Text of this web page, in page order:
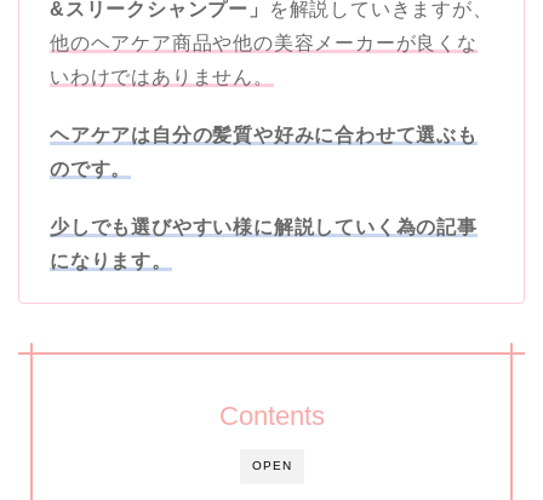
&スリークシャンプー」
を解説していきますが、
他のヘアケア商品や他の美容メーカーが良くな
いわけではありません。
ヘアケアは自分の髪質や好みに合わせて選ぶも
のです。
少しでも選びやすい様に解説していく為の記事
になります。
OPEN
Contents